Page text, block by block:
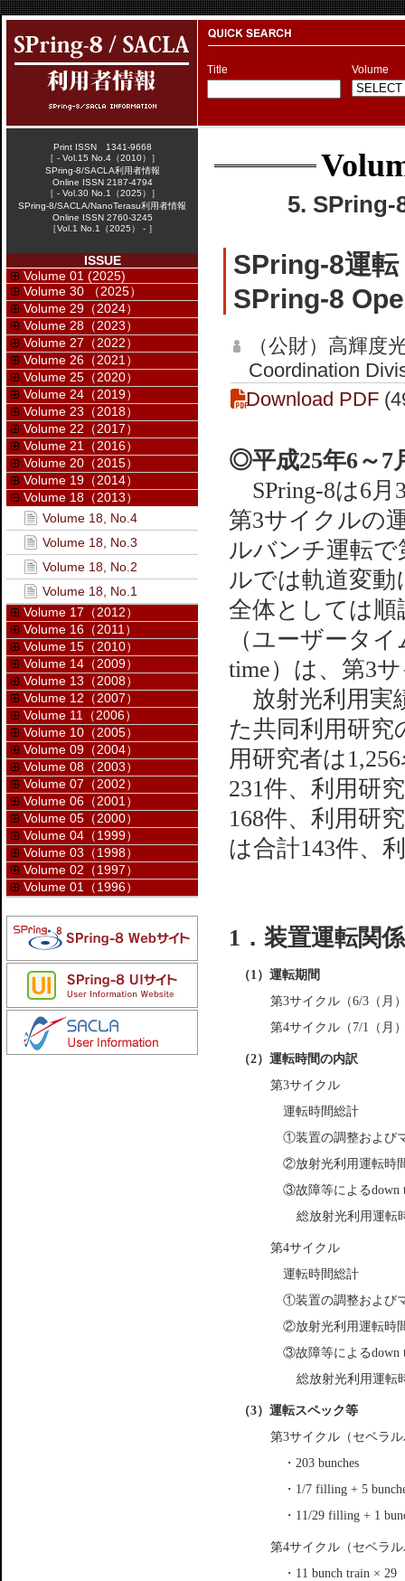
Title Volume
5. SPring-
SPring-8運転
SPring-8
（公財）高輝
Coordination
Download PDF
◎平成25年6～7
SPring-8は6月
第3サイクルの
ルバンチ運転
ルでは軌道変
全体としては順
（ユーザータ
time）は、第3
放射光利用実
た共同利用研究
用研究者は
231件、利用研
168件、利用研
は合計143件、
1．装置運転関係
（1）運転期間
第3サイクル（6/3（月
第4サイクル（7/1（月
（2）運転時間の内訳
第3サイクル
運転時間総計
①装置の調整および
②放射光利用運転時
③故障等によるdown
総放射光利用運転
第4サイクル
運転時間総計
①装置の調整および
②放射光利用運転時
③故障等によるdown
総放射光利用運転
（3）運転スペック等
第3サイクル（セベラ
・203 bunches
・1/7 filling + 5
・11/29 filling + 1
第4サイクル（セベラ
・11 bunch train × 29
Print ISSN 1341-9668
［ - Vol.15 No.4（2010）］
SPring-8/SACLA利用者情報
Online ISSN 2187-4794
［ - Vol.30 No.1（2025）］
SPring-8/SACLA/NanoTerasu利用者情報
Online ISSN 2760-3245
［Vol.1 No.1（2025） - ］
ISSUE
Volume 01 (2025)
Volume 30 （2025）
Volume 29（2024）
Volume 28（2023）
Volume 27（2022）
Volume 26（2021）
Volume 25（2020）
Volume 24（2019）
Volume 23（2018）
Volume 22（2017）
Volume 21（2016）
Volume 20（2015）
Volume 19（2014）
Volume 18（2013）
Volume 18, No.4
Volume 18, No.3
Volume 18, No.2
Volume 18, No.1
Volume 17（2012）
Volume 16（2011）
Volume 15（2010）
Volume 14（2009）
Volume 13（2008）
Volume 12（2007）
Volume 11（2006）
Volume 10（2005）
Volume 09（2004）
Volume 08（2003）
Volume 07（2002）
Volume 06（2001）
Volume 05（2000）
Volume 04（1999）
Volume 03（1998）
Volume 02（1997）
Volume 01（1996）